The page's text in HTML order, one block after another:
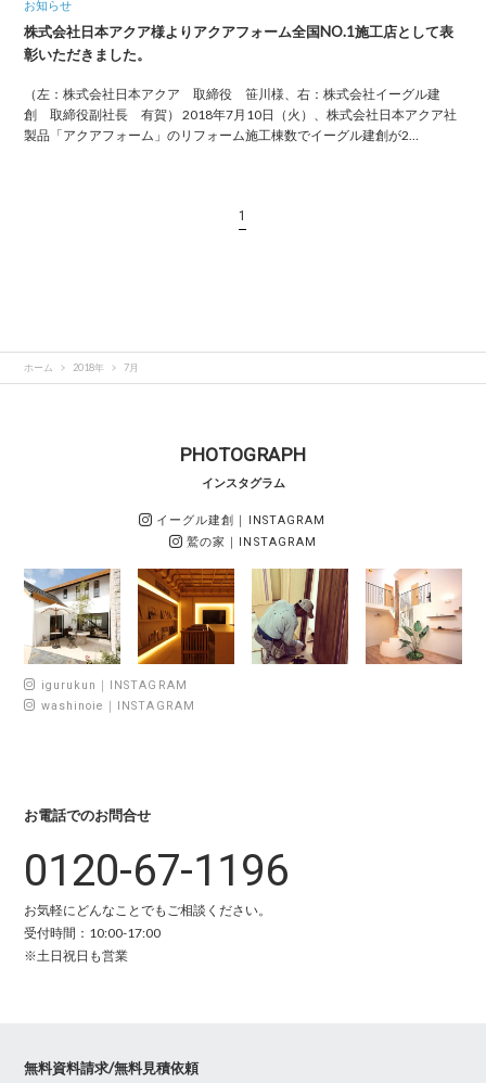
お知らせ
株式会社日本アクア様よりアクアフォーム全国NO.1施工店として表
彰いただきました。
（左：株式会社日本アクア 取締役 笹川様、右：株式会社イーグル建
創 取締役副社長 有賀） 2018年7月10日（火）、株式会社日本アクア社
製品「アクアフォーム」のリフォーム施工棟数でイーグル建創が2…
1
ホーム 2018年 7月
PHOTOGRAPH
インスタグラム
イーグル建創 ｜INSTAGRAM
鷲の家 ｜INSTAGRAM
igurukun｜INSTAGRAM
washinoie｜INSTAGRAM
お電話でのお問合せ
0120-67-1196
お気軽にどんなことでもご相談ください。
受付時間：10:00-17:00
※土日祝日も営業
無料資料請求/無料見積依頼